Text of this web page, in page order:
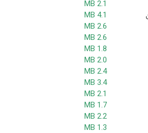
2.1 MB
4.1 MB
2.6 MB
2.6 MB
1.8 MB
2.0 MB
2.4 MB
3.4 MB
2.1 MB
1.7 MB
2.2 MB
1.3 MB